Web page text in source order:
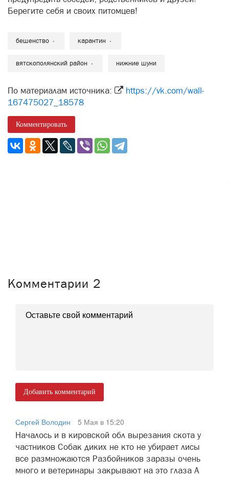
Берегите себя и своих питомцев!
бешенство карантин
вятскополянский район нижние шуни
По материалам источника:
https://vk.com/wall-
167475027_18578
Комментировать
Комментарии 2
Добавить комментарий
Сергей Володин
5 Мая в 15:20
Началось и в кировской обл вырезания скота у
частников Собак диких не кто не убирает лисы
все размножаются Разбойников заразы очень
много и ветеринары закрывают на это глаза А